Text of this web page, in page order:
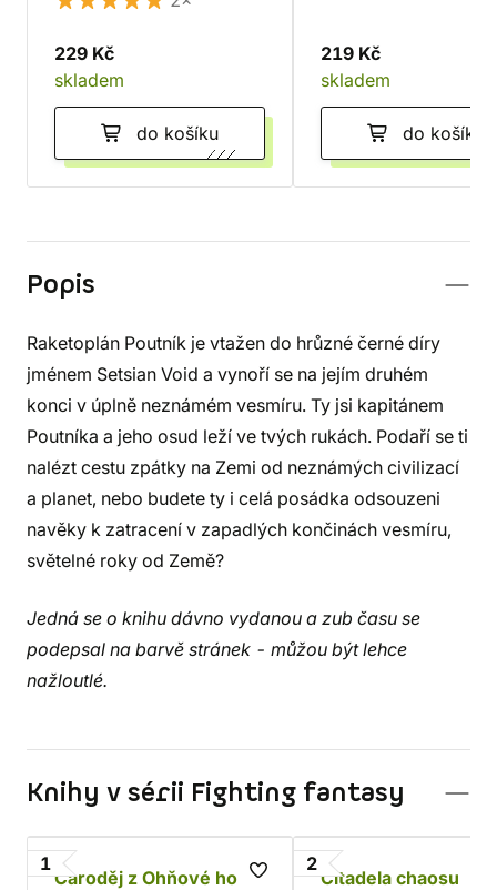
229 Kč
skladem
do košíku
219 Kč
skladem
do košíku
Popis
Raketoplán Poutník je vtažen do hrůzné černé díry
jménem Setsian Void a vynoří se na jejím druhém
konci v úplně neznámém vesmíru. Ty jsi kapitánem
Poutníka a jeho osud leží ve tvých rukách. Podaří se ti
nalézt cestu zpátky na Zemi od neznámých civilizací
a planet, nebo budete ty i celá posádka odsouzeni
navěky k zatracení v zapadlých končinách vesmíru,
světelné roky od Země?
Jedná se o knihu dávno vydanou a zub času se
podepsal na barvě stránek - můžou být lehce
nažloutlé.
Knihy v sérii Fighting fantasy
1
Čaroděj z Ohňové hory
2
Citadela chaosu